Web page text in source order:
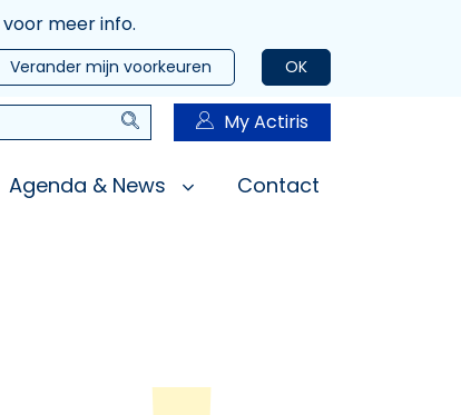
voor meer info.
OK
Verander mijn voorkeuren
Zoeken My Actiris
Agenda & News Contact